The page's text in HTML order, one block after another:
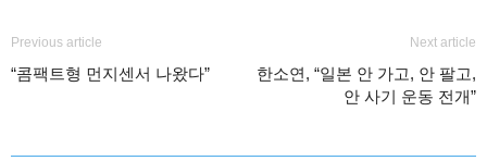
Previous article
“콤팩트형 먼지센서 나왔다”
Next article
한소연, “일본 안 가고, 안 팔고,
안 사기 운동 전개”